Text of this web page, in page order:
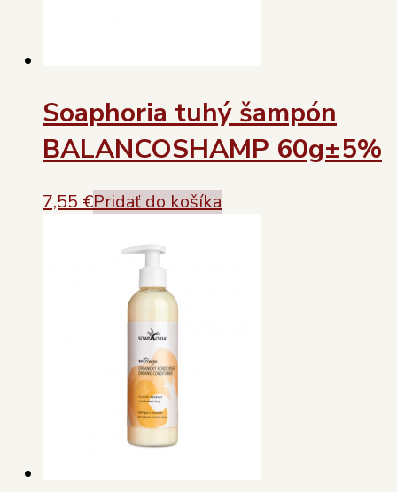
Soaphoria tuhý šampón
BALANCOSHAMP 60g±5%
7,55 €Pridať do košíka